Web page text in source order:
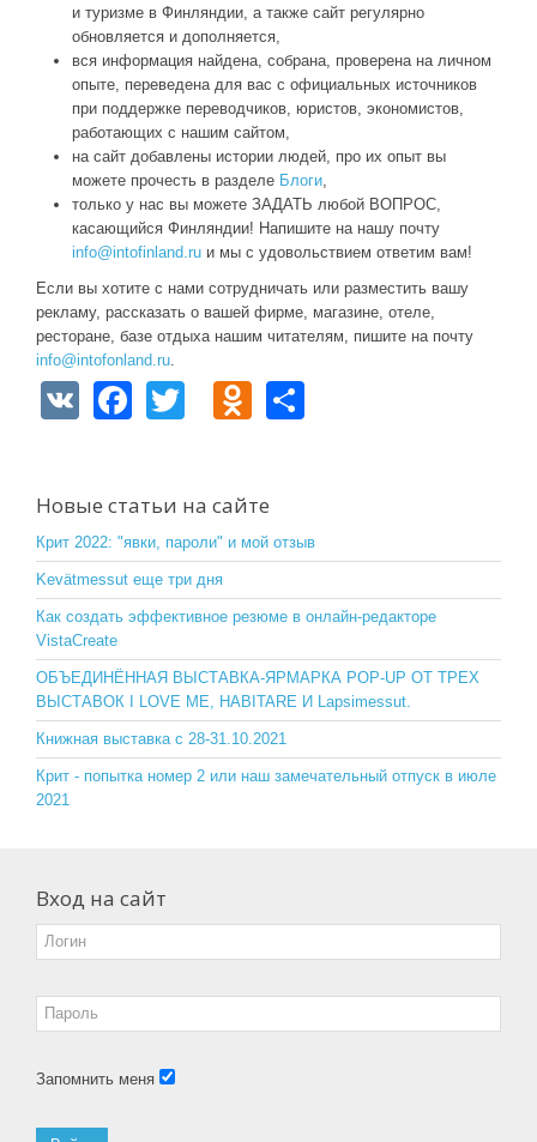
и туризме в Финляндии, а также сайт регулярно
обновляется и дополняется,
вся информация найдена, собрана, проверена на личном
опыте, переведена для вас с официальных источников
при поддержке переводчиков, юристов, экономистов,
работающих с нашим сайтом,
на сайт добавлены истории людей, про их опыт вы
можете прочесть в разделе Блоги,
только у нас вы можете ЗАДАТЬ любой ВОПРОС,
касающийся Финляндии! Напишите на нашу почту
info@intofinland.ru и мы с удовольствием ответим вам!
Если вы хотите с нами сотрудничать или разместить вашу
рекламу, рассказать о вашей фирме, магазине, отеле,
ресторане, базе отдыха нашим читателям, пишите на почту
info@intofonland.ru.
V
F
e
b
o
o
k
er
O
o
kl
a
ss
ni
ki
Новые статьи на сайте
Крит 2022: "явки, пароли" и мой отзыв
Kevätmessut еще три дня
Как создать эффективное резюме в онлайн-редакторе
VistaCreate
ОБЪЕДИНЁННАЯ ВЫСТАВКА-ЯРМАРКА POP-UP ОТ ТРЕХ
ВЫСТАВОК I LOVE ME, HABITARE И Lapsimessut.
Книжная выставка с 28-31.10.2021
Крит - попытка номер 2 или наш замечательный отпуск в июле
2021
Вход на сайт
Запомнить меня